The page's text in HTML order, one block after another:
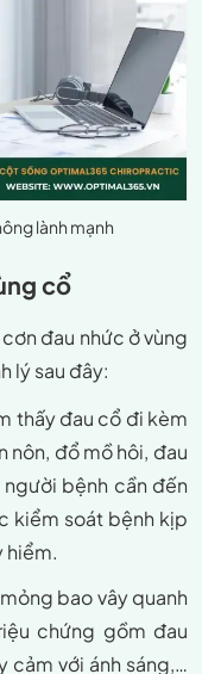
lành mạnh
cổ
đau nhức ở vùng
lý sau đây:
thấy đau cổ đi kèm
nôn, đổ mồ hôi, đau
người bệnh cần đến
kiểm soát bệnh kịp
hiểm.
bao vây quanh
chứng gồm đau
cảm với ánh sáng,…